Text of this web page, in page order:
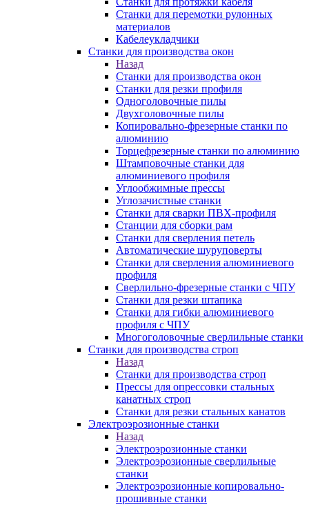
Станки для перемотки рулонных
материалов
Кабелеукладчики
Станки для производства окон
Назад
Станки для производства окон
Станки для резки профиля
Одноголовочные пилы
Двухголовочные пилы
Копировально-фрезерные станки по
алюминию
Торцефрезерные станки по алюминию
Штамповочные станки для
алюминиевого профиля
Углообжимные прессы
Углозачистные станки
Станки для сварки ПВХ-профиля
Станции для сборки рам
Станки для сверления петель
Автоматические шуруповерты
Станки для сверления алюминиевого
профиля
Сверлильно-фрезерные станки с ЧПУ
Станки для резки штапика
Станки для гибки алюминиевого
профиля с ЧПУ
Многоголовочные сверлильные станки
Станки для производства строп
Назад
Станки для производства строп
Прессы для опрессовки стальных
канатных строп
Станки для резки стальных канатов
Электроэрозионные станки
Назад
Электроэрозионные станки
Электроэрозионные сверлильные
станки
Электроэрозионные копировально-
прошивные станки